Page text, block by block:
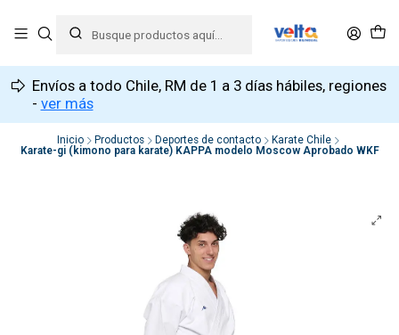
Envíos a todo Chile, RM de 1 a 3 días hábiles, regiones
- ver más
Inicio Productos Deportes de contacto
Karate Chile
Karate-gi (kimono para karate) KAPPA modelo Moscow Aprobado WKF